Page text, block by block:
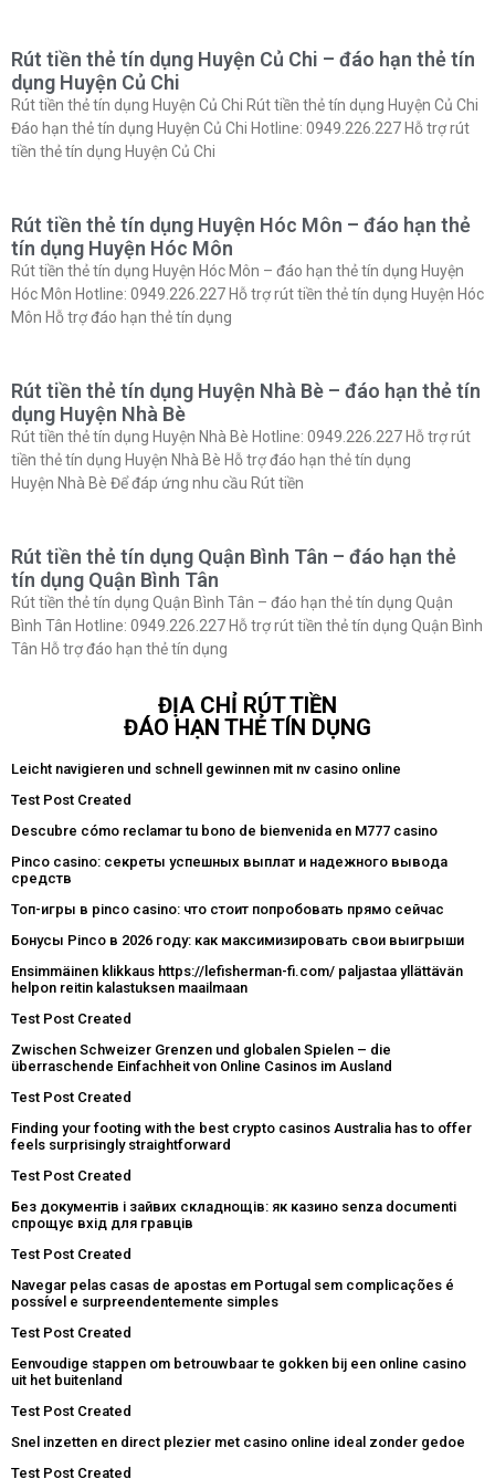
Rút tiền thẻ tín dụng Huyện Củ Chi – đáo hạn thẻ tín
dụng Huyện Củ Chi
Rút tiền thẻ tín dụng Huyện Củ Chi Rút tiền thẻ tín dụng Huyện Củ Chi
Đáo hạn thẻ tín dụng Huyện Củ Chi Hotline: 0949.226.227 Hỗ trợ rút
tiền thẻ tín dụng Huyện Củ Chi
Rút tiền thẻ tín dụng Huyện Hóc Môn – đáo hạn thẻ
tín dụng Huyện Hóc Môn
Rút tiền thẻ tín dụng Huyện Hóc Môn – đáo hạn thẻ tín dụng Huyện
Hóc Môn Hotline: 0949.226.227 Hỗ trợ rút tiền thẻ tín dụng Huyện Hóc
Môn Hỗ trợ đáo hạn thẻ tín dụng
Rút tiền thẻ tín dụng Huyện Nhà Bè – đáo hạn thẻ tín
dụng Huyện Nhà Bè
Rút tiền thẻ tín dụng Huyện Nhà Bè Hotline: 0949.226.227 Hỗ trợ rút
tiền thẻ tín dụng Huyện Nhà Bè Hỗ trợ đáo hạn thẻ tín dụng
Huyện Nhà Bè Để đáp ứng nhu cầu Rút tiền
Rút tiền thẻ tín dụng Quận Bình Tân – đáo hạn thẻ
tín dụng Quận Bình Tân
Rút tiền thẻ tín dụng Quận Bình Tân – đáo hạn thẻ tín dụng Quận
Bình Tân Hotline: 0949.226.227 Hỗ trợ rút tiền thẻ tín dụng Quận Bình
Tân Hỗ trợ đáo hạn thẻ tín dụng
ĐỊA CHỈ RÚT TIỀN
ĐÁO HẠN THẺ TÍN DỤNG
Leicht navigieren und schnell gewinnen mit nv casino online
Test Post Created
Descubre cómo reclamar tu bono de bienvenida en M777 casino
Pinco casino: секреты успешных выплат и надежного вывода
средств
Топ-игры в pinco casino: что стоит попробовать прямо сейчас
Бонусы Pinco в 2026 году: как максимизировать свои выигрыши
Ensimmäinen klikkaus https://lefisherman-fi.com/ paljastaa yllättävän
helpon reitin kalastuksen maailmaan
Test Post Created
Zwischen Schweizer Grenzen und globalen Spielen – die
überraschende Einfachheit von Online Casinos im Ausland
Test Post Created
Finding your footing with the best crypto casinos Australia has to offer
feels surprisingly straightforward
Test Post Created
Без документів і зайвих складнощів: як казино senza documenti
спрощує вхід для гравців
Test Post Created
Navegar pelas casas de apostas em Portugal sem complicações é
possível e surpreendentemente simples
Test Post Created
Eenvoudige stappen om betrouwbaar te gokken bij een online casino
uit het buitenland
Test Post Created
Snel inzetten en direct plezier met casino online ideal zonder gedoe
Test Post Created